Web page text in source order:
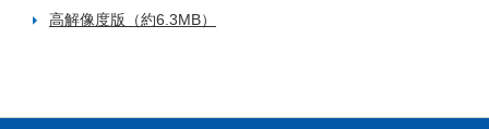
高解像度版（約6.3MB）